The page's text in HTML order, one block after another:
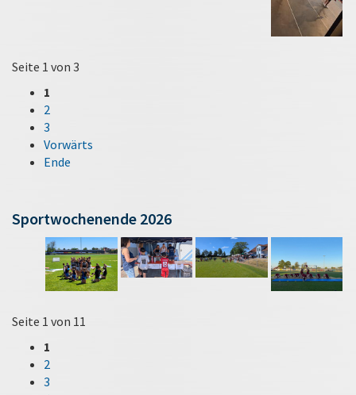
Seite 1 von 3
1
2
3
Vorwärts
Ende
Sportwochenende 2026
Seite 1 von 11
1
2
3